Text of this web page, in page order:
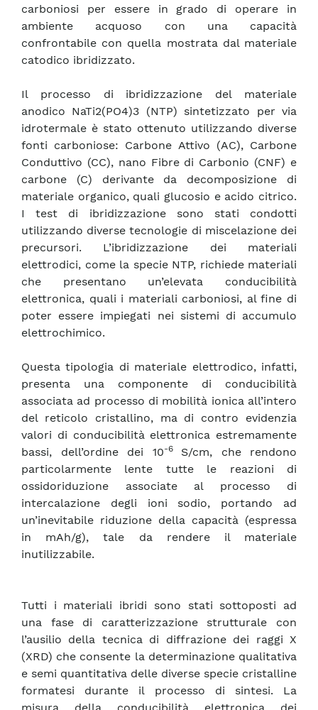
carboniosi per essere in grado di operare in
ambiente acquoso con una capacità
confrontabile con quella mostrata dal materiale
catodico ibridizzato.
Il processo di ibridizzazione del materiale
anodico NaTi2(PO4)3 (NTP) sintetizzato per via
idrotermale è stato ottenuto utilizzando diverse
fonti carboniose: Carbone Attivo (AC), Carbone
Conduttivo (CC), nano Fibre di Carbonio (CNF) e
carbone (C) derivante da decomposizione di
materiale organico, quali glucosio e acido citrico.
I test di ibridizzazione sono stati condotti
utilizzando diverse tecnologie di miscelazione dei
precursori. L’ibridizzazione dei materiali
elettrodici, come la specie NTP, richiede materiali
che presentano un’elevata conducibilità
elettronica, quali i materiali carboniosi, al fine di
poter essere impiegati nei sistemi di accumulo
elettrochimico.
Questa tipologia di materiale elettrodico, infatti,
presenta una componente di conducibilità
associata ad processo di mobilità ionica all’intero
del reticolo cristallino, ma di contro evidenzia
valori di conducibilità elettronica estremamente
bassi, dell’ordine dei 10-6 S/cm, che rendono
particolarmente lente tutte le reazioni di
ossidoriduzione associate al processo di
intercalazione degli ioni sodio, portando ad
un’inevitabile riduzione della capacità (espressa
in mAh/g), tale da rendere il materiale
inutilizzabile.
Tutti i materiali ibridi sono stati sottoposti ad
una fase di caratterizzazione strutturale con
l’ausilio della tecnica di diffrazione dei raggi X
(XRD) che consente la determinazione qualitativa
e semi quantitativa delle diverse specie cristalline
formatesi durante il processo di sintesi. La